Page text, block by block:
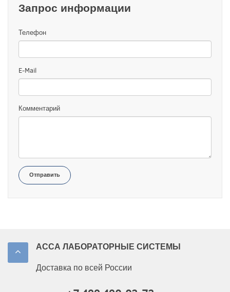
Запрос информации
Телефон
E-Mail
Комментарий
Отправить
АССА ЛАБОРАТОРНЫЕ СИСТЕМЫ
Доставка по всей России